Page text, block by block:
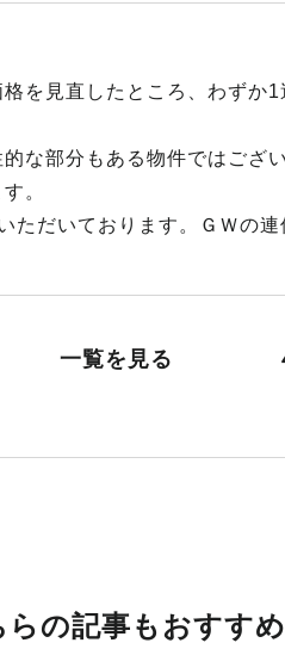
を見直したところ、わずか
な部分もある物件ではござ
。
ただいております。ＧＷの
一覧を見る
らの記事もおすすめ